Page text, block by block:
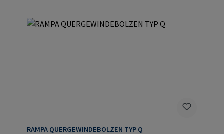
RAMPA QUERGEWINDEBOLZEN TYP Q